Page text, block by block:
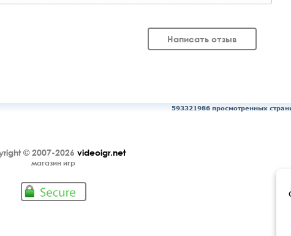
Написать отзыв
593321986 просмотренных
© 2007-2026 videoigr.net
магазин игр